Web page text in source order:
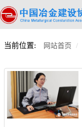
当前位置: 网站首页